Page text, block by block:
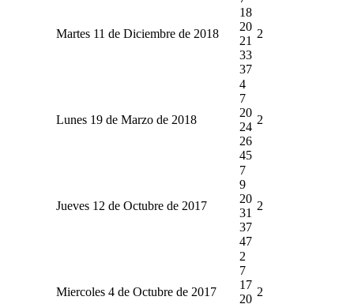
Martes 11 de Diciembre de 2018
18
20
21
33
37
2
Lunes 19 de Marzo de 2018
4
7
20
24
26
45
2
Jueves 12 de Octubre de 2017
7
9
20
31
37
47
2
Miercoles 4 de Octubre de 2017
2
7
17
20
2